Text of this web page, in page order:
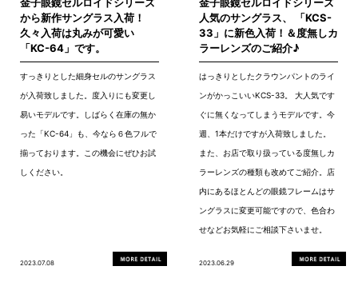
から新作サングラス入荷！
久々入荷は丸みが可愛い
「KC-64」です。
すっきりとした細身セルのサングラス
が入荷致しました。度入りにも変更し
易いモデルです。しばらく在庫の無か
った「KC-64」も、今なら６色フルで
揃っております。この機会にぜひお試
しください。
2023.07.08
人気のサングラス、 「KCS-
33」に新色入荷！＆度無しカ
ラーレンズのご紹介♪
はっきりとしたクラウンパントのライ
ンがかっこいいKCS-33。 大人気です
ぐに無くなってしまうモデルです。今
週、1本だけですが入荷致しました。
また、お店で取り扱っている度無しカ
ラーレンズの種類も改めてご紹介。店
内にあるほとんどの眼鏡フレームはサ
ングラスに変更可能ですので、色合わ
せなどお気軽にご相談下さいませ。
2023.06.29